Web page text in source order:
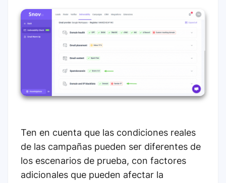
Ten en cuenta que las condiciones reales
de las campañas pueden ser diferentes de
los escenarios de prueba, con factores
adicionales que pueden afectar la